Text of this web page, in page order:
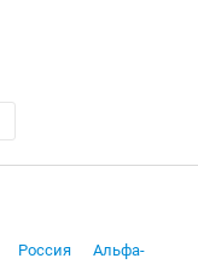
Россия
Альфа-